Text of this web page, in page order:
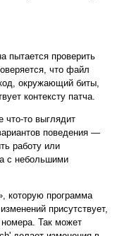
пытается проверить
что файл
окружающий биты,
контексту патча.
что-то выглядит
поведения —
работу или
с небольшими
которую программа
присутствует,
Так может